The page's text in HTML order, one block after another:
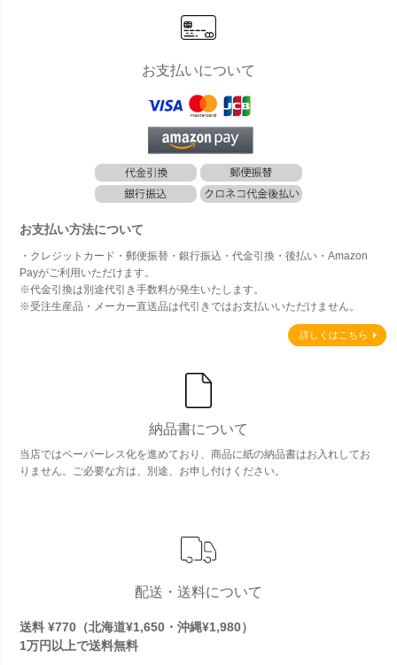
お支払いについて
お支払い方法について
・クレジットカード・郵便振替・銀行振込・代金引換・後払い・Amazon
Payがご利用いただけます。
※代金引換は別途代引き手数料が発生いたします。
※受注生産品・メーカー直送品は代引きではお支払いいただけません。
詳しくはこちら
納品書について
当店ではペーパーレス化を進めており、商品に紙の納品書はお入れしてお
りません。ご必要な方は、別途、お申し付けください。
配送・送料について
送料 ¥770（北海道¥1,650・沖縄¥1,980）
1万円以上で送料無料